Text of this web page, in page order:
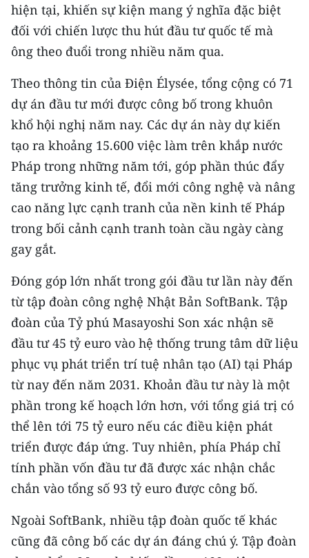
Media Thế giới
Media Thể thao
Media Y tế
Media Khoa học - Công nghệ
Media Môi trường
Ảnh
Infographic
TIN MỚI
TIN ĐỊA PHƯƠNG
Trung du và miền núi phía Bắc
Đồng bằng sông Hồng
Bắc Trung Bộ
Duyên hải Nam Trung Bộ và Tây
Nguyên
Đông Nam Bộ
Đồng bằng sông Cửu Long
Chuyên trang Hà Nội
hiện tại, khiến sự kiện mang ý nghĩa đặc biệt
đối với chiến lược thu hút đầu tư quốc tế mà
ông theo đuổi trong nhiều năm qua.
Theo thông tin của Điện Élysée, tổng cộng có 71
dự án đầu tư mới được công bố trong khuôn
khổ hội nghị năm nay. Các dự án này dự kiến
tạo ra khoảng 15.600 việc làm trên khắp nước
Pháp trong những năm tới, góp phần thúc đẩy
tăng trưởng kinh tế, đổi mới công nghệ và nâng
cao năng lực cạnh tranh của nền kinh tế Pháp
trong bối cảnh cạnh tranh toàn cầu ngày càng
gay gắt.
Đóng góp lớn nhất trong gói đầu tư lần này đến
từ tập đoàn công nghệ Nhật Bản SoftBank. Tập
đoàn của Tỷ phú Masayoshi Son xác nhận sẽ
đầu tư 45 tỷ euro vào hệ thống trung tâm dữ liệu
phục vụ phát triển trí tuệ nhân tạo (AI) tại Pháp
từ nay đến năm 2031. Khoản đầu tư này là một
phần trong kế hoạch lớn hơn, với tổng giá trị có
thể lên tới 75 tỷ euro nếu các điều kiện phát
triển được đáp ứng. Tuy nhiên, phía Pháp chỉ
tính phần vốn đầu tư đã được xác nhận chắc
chắn vào tổng số 93 tỷ euro được công bố.
Ngoài SoftBank, nhiều tập đoàn quốc tế khác
cũng đã công bố các dự án đáng chú ý. Tập đoàn